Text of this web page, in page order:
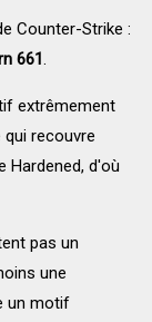
Counter-Strike :
661.
extrêmement
recouvre
Hardened, d'où
pas un
une
un motif